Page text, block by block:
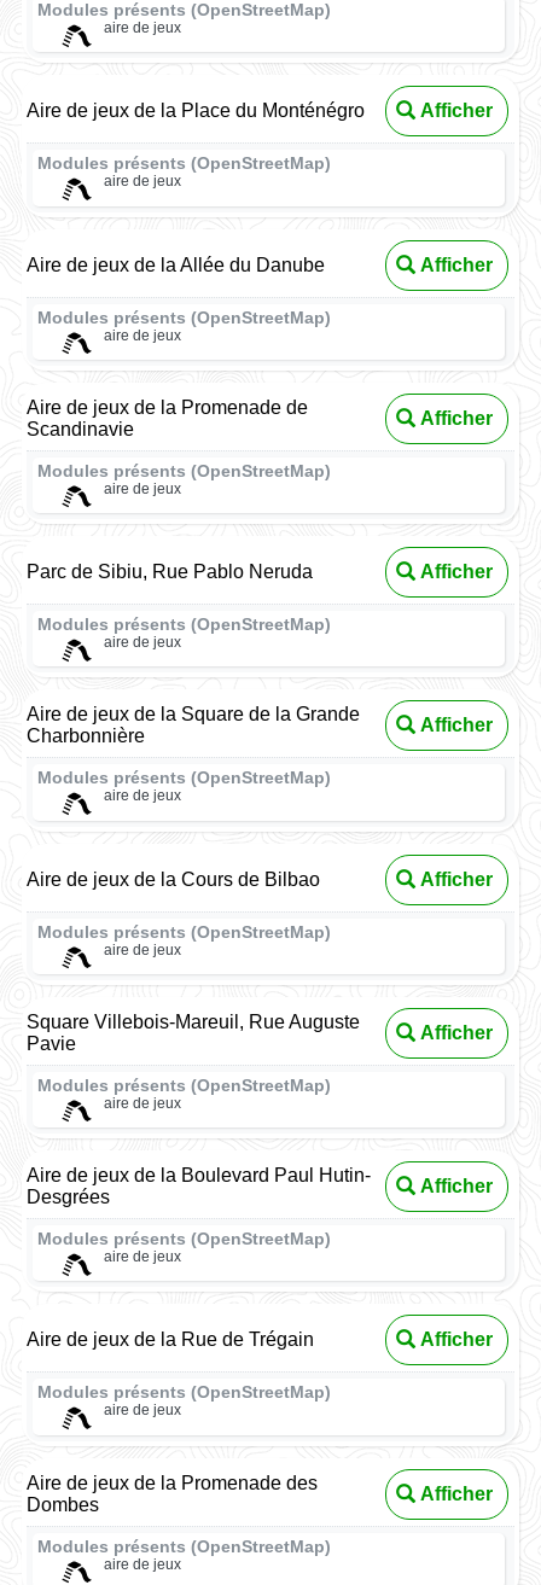
Modules présents (OpenStreetMap)
aire de jeux
Aire de jeux de la Place du Monténégro Afficher
Modules présents (OpenStreetMap)
aire de jeux
Aire de jeux de la Allée du Danube Afficher
Modules présents (OpenStreetMap)
aire de jeux
Aire de jeux de la Promenade de
Scandinavie
Afficher
Modules présents (OpenStreetMap)
aire de jeux
Parc de Sibiu, Rue Pablo Neruda Afficher
Modules présents (OpenStreetMap)
aire de jeux
Aire de jeux de la Square de la Grande
Charbonnière
Afficher
Modules présents (OpenStreetMap)
aire de jeux
Aire de jeux de la Cours de Bilbao Afficher
Modules présents (OpenStreetMap)
aire de jeux
Square Villebois-Mareuil, Rue Auguste
Pavie
Afficher
Modules présents (OpenStreetMap)
aire de jeux
Aire de jeux de la Boulevard Paul Hutin-
Desgrées
Afficher
Modules présents (OpenStreetMap)
aire de jeux
Aire de jeux de la Rue de Trégain Afficher
Modules présents (OpenStreetMap)
aire de jeux
Aire de jeux de la Promenade des
Dombes
Afficher
Modules présents (OpenStreetMap)
aire de jeux